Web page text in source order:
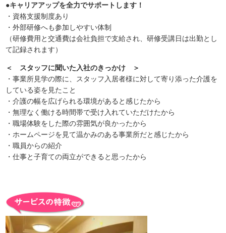
●キャリアアップを全力でサポートします！
・資格支援制度あり
・外部研修へも参加しやすい体制
（研修費用と交通費は会社負担で支給され、研修受講日は出勤とし
て記録されます）
＜ スタッフに聞いた入社のきっかけ ＞
・事業所見学の際に、スタッフ入居者様に対して寄り添った介護を
している姿を見たこと
・介護の幅を広げられる環境があると感じたから
・無理なく働ける時間帯で受け入れていただけたから
・職場体験をした際の雰囲気が良かったから
・ホームページを見て温かみのある事業所だと感じたから
・職員からの紹介
・仕事と子育ての両立ができると思ったから